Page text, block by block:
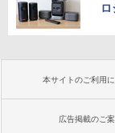
本サイトのご利用
広告掲載のご